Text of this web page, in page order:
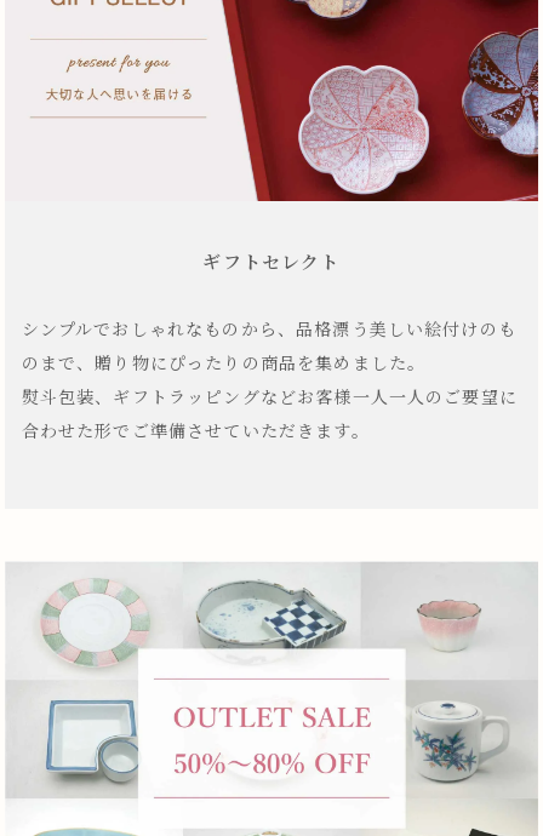
ギフトセレクト
シンプルでおしゃれなものから、品格漂う美しい絵付けのも
のまで、贈り物にぴったりの商品を集めました。
熨斗包装、ギフトラッピングなどお客様一人一人のご要望に
合わせた形でご準備させていただきます。